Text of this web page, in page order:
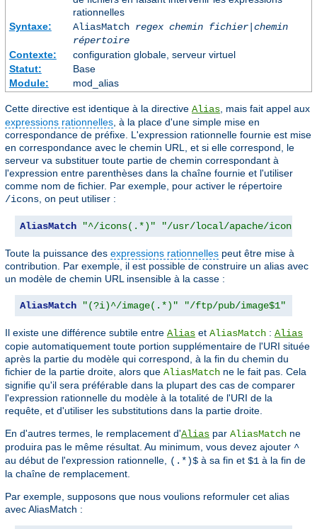
rationnelles
Syntaxe:
AliasMatch regex chemin fichier| chemin
répertoire
Contexte:
configuration globale, serveur virtuel
Statut:
Base
Module:
mod_alias
Cette directive est identique à la directive Alias , mais fait appel aux
expressions rationnelles , à la place d'une simple mise en
correspondance de préfixe. L'expression rationnelle fournie est mise
en correspondance avec le chemin URL, et si elle correspond, le
serveur va substituer toute partie de chemin correspondant à
l'expression entre parenthèses dans la chaîne fournie et l'utiliser
comme nom de fichier. Par exemple, pour activer le répertoire
/icons , on peut utiliser :
AliasMatch "^/icons(.*)" "/usr/local/apache/
Toute la puissance des expressions rationnelles peut être mise à
contribution. Par exemple, il est possible de construire un alias avec
un modèle de chemin URL insensible à la casse :
AliasMatch "(?i)^/image(.*)" "/ftp/pub/image$1"
Il existe une différence subtile entre Alias et AliasMatch : Alias
copie automatiquement toute portion supplémentaire de l'URI située
après la partie du modèle qui correspond, à la fin du chemin du
fichier de la partie droite, alors que AliasMatch ne le fait pas. Cela
signifie qu'il sera préférable dans la plupart des cas de comparer
l'expression rationnelle du modèle à la totalité de l'URI de la
requête, et d'utiliser les substitutions dans la partie droite.
En d'autres termes, le remplacement d'Alias par AliasMatch ne
produira pas le même résultat. Au minimum, vous devez ajouter ^
au début de l'expression rationnelle,
(.*)$ à sa fin et $1 à la fin de
la chaîne de remplacement.
Par exemple, supposons que nous voulions reformuler cet alias
avec AliasMatch :